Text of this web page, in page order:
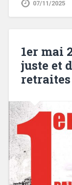
07/11/2025
1er mai
juste et